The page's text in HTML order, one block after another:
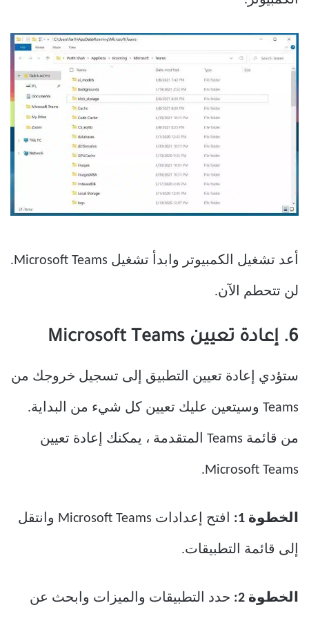
أعد تشغيل الكمبيوتر وابدأ تشغيل Microsoft Teams.
لن تتحطم الآن.
6. إعادة تعيين Microsoft Teams
ستؤدي إعادة تعيين التطبيق إلى تسجيل خروجك من
Teams وسيتعين عليك تعيين كل شيء من البداية.
من قائمة Teams المتقدمة ، يمكنك إعادة تعيين
Microsoft Teams.
الخطوة 1: افتح إعدادات Microsoft Teams وانتقل
إلى قائمة التطبيقات.
الخطوة 2: حدد التطبيقات والميزات وابحث عن